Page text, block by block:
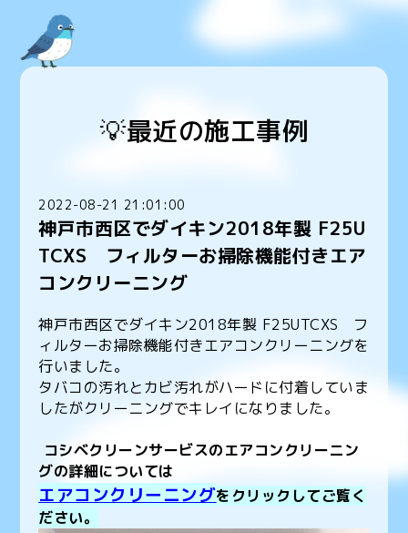
💡最近の施工事例
2022-08-21 21:01:00
神戸市西区でダイキン2018年製 F25U
TCXS フィルターお掃除機能付きエア
コンクリーニング
神戸市西区でダイキン2018年製 F25UTCXS フ
ィルターお掃除機能付きエアコンクリーニングを
行いました。
タバコの汚れとカビ汚れがハードに付着していま
したがクリーニングでキレイになりました。
コシベクリーンサービスのエアコンクリーニン
グの詳細については
エアコンクリーニングをクリックしてご覧く
ださい。